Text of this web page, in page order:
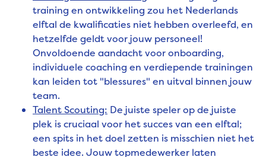
training en ontwikkeling zou het Nederlands
elftal de kwalificaties niet hebben overleefd, en
hetzelfde geldt voor jouw personeel!
Onvoldoende aandacht voor onboarding,
individuele coaching en verdiepende trainingen
kan leiden tot "blessures" en uitval binnen jouw
team.
Talent Scouting: De juiste speler op de juiste
plek is cruciaal voor het succes van een elftal;
een spits in het doel zetten is misschien niet het
beste idee. Jouw topmedewerker laten